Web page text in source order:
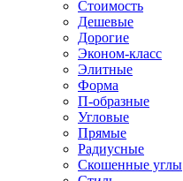
Стоимость
Дешевые
Дорогие
Эконом-класс
Элитные
Форма
П-образные
Угловые
Прямые
Радиусные
Скошенные углы